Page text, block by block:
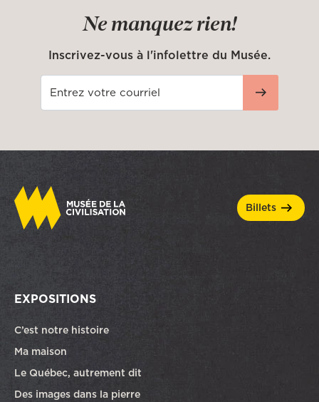
Ne manquez rien!
Inscrivez-vous à l'infolettre du Musée.
billets
EXPOSITIONS
C’est notre histoire
Ma maison
Le Québec, autrement dit
Des images dans la pierre